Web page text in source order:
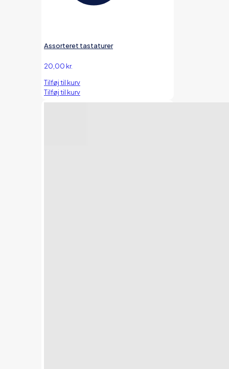
Assorteret tastaturer
20,00kr.
Tilføj til kurv
Tilføj til kurv